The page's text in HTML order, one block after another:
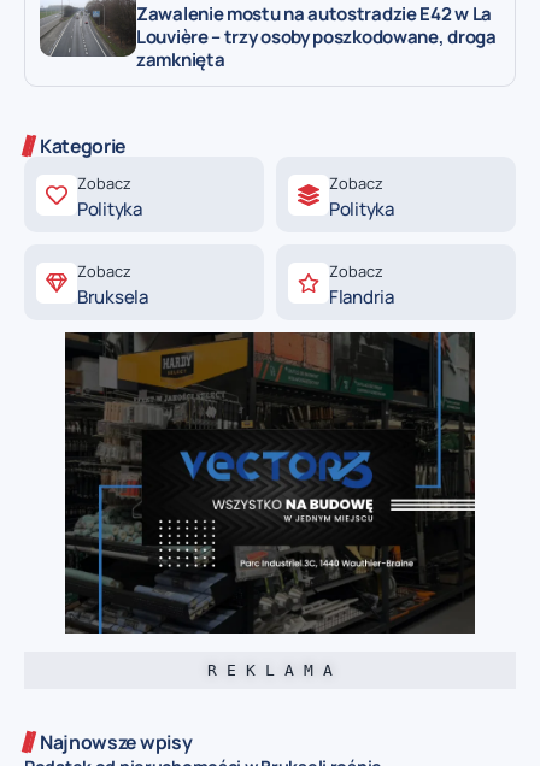
Zawalenie mostu na autostradzie E42 w La
Louvière – trzy osoby poszkodowane, droga
zamknięta
Kategorie
Zobacz
Polityka
Zobacz
Polityka
Zobacz
Bruksela
Zobacz
Flandria
R E K L A M A
Najnowsze wpisy